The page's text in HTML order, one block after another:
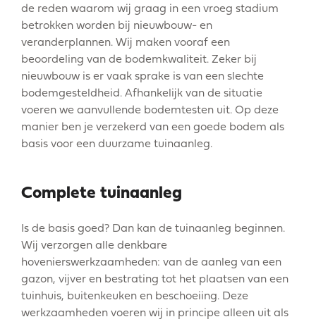
de reden waarom wij graag in een vroeg stadium
betrokken worden bij nieuwbouw- en
veranderplannen. Wij maken vooraf een
beoordeling van de bodemkwaliteit. Zeker bij
nieuwbouw is er vaak sprake is van een slechte
bodemgesteldheid. Afhankelijk van de situatie
voeren we aanvullende bodemtesten uit. Op deze
manier ben je verzekerd van een goede bodem als
basis voor een duurzame tuinaanleg.
Complete tuinaanleg
Is de basis goed? Dan kan de tuinaanleg beginnen.
Wij verzorgen alle denkbare
hovenierswerkzaamheden: van de aanleg van een
gazon, vijver en bestrating tot het plaatsen van een
tuinhuis, buitenkeuken en beschoeiing. Deze
werkzaamheden voeren wij in principe alleen uit als